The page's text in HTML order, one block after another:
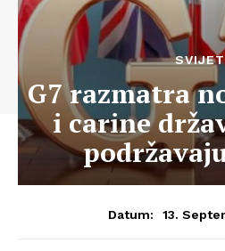
SVIJET
G7 razmatra
i carine
Datum: 13.